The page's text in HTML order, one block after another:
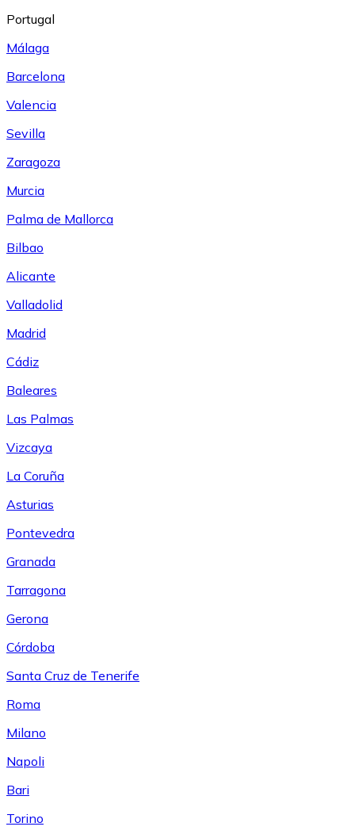
Portugal
Málaga
Barcelona
Valencia
Sevilla
Zaragoza
Murcia
Palma de Mallorca
Bilbao
Alicante
Valladolid
Madrid
Cádiz
Baleares
Las Palmas
Vizcaya
La Coruña
Asturias
Pontevedra
Granada
Tarragona
Gerona
Córdoba
Santa Cruz de Tenerife
Roma
Milano
Napoli
Bari
Torino